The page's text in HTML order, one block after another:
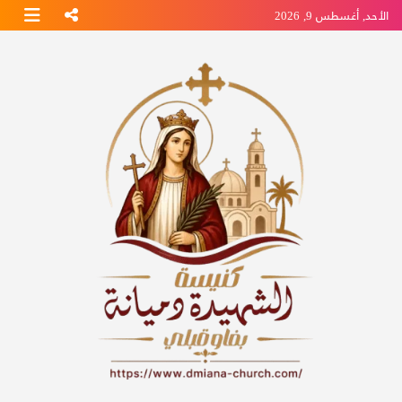
Skip
toالأحد, أغسطس 9, 2026